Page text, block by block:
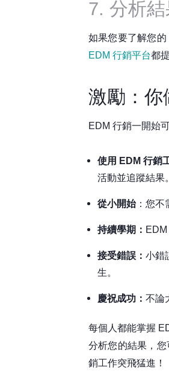
7. 分析
如果您要了解您
EDM 行銷平台都
激勵：你
EDM 行銷一開始
使用 EDM 行銷
活動並追蹤結果。
從小開始：您不
持續學期：
接受錯誤： 小錯
生。
慶祝成功： 不論
每個人都能掌握
分析您的結果，您
銷工作突飛猛進！